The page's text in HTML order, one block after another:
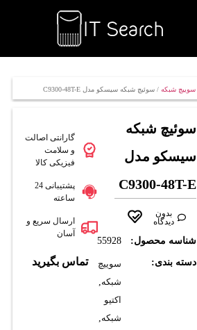
سوییچ شبکه/ سوئیچ شبکه سیسکو مدل C9300-48T-E
سوئیچ شبکه
سیسکو مدل
C9300-48T-E
بدون
دیدگاه
شناسه محصول: 55928
دسته بندی:
سوییچ
شبکه,
اکتیو
شبکه,
گارانتی اصالت
و سلامت
فیزیکی کالا
پشتیبانی 24
ساعته
ارسال سریع و
آسان
تماس بگیرید